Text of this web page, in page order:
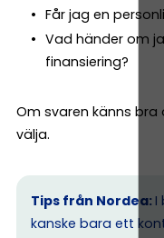
Får jag en
Vad händer om
finansiering?
Om svaren känns
välja.
Tips från Nordea: I
kanske bara ett